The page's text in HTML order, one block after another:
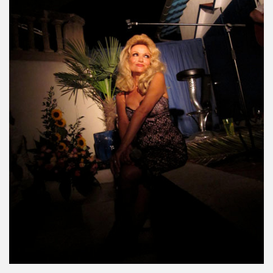
TOUR" de JOHNNY HALLYDAY le 9 decembre
Jacques Duvall") dans l'exposition "DAHO L'AIME
CLASH ("Radio Clash sur Paris") le 9 septembre
Duvall", "39 de fievre") dans "JUKE BOX MAGAZINE"
HIGHAM : chronique detaillee.
"39 de fievre") photographiee le 12 aout 2017 par
FRANCE ("chante Jacques Duvall") par